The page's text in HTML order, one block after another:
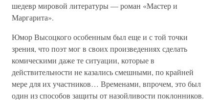
шедевр мировой литературы — роман «Мастер и
Маргарита».
Юмор Высоцкого особенным был еще и с той точки
зрения, что поэт мог в своих произведениях сделать
комическими даже те ситуации, которые в
действительности не казались смешными, по крайней
мере для их участников… Временами, впрочем, это был
один из способов защиты от назойливости поклонников.